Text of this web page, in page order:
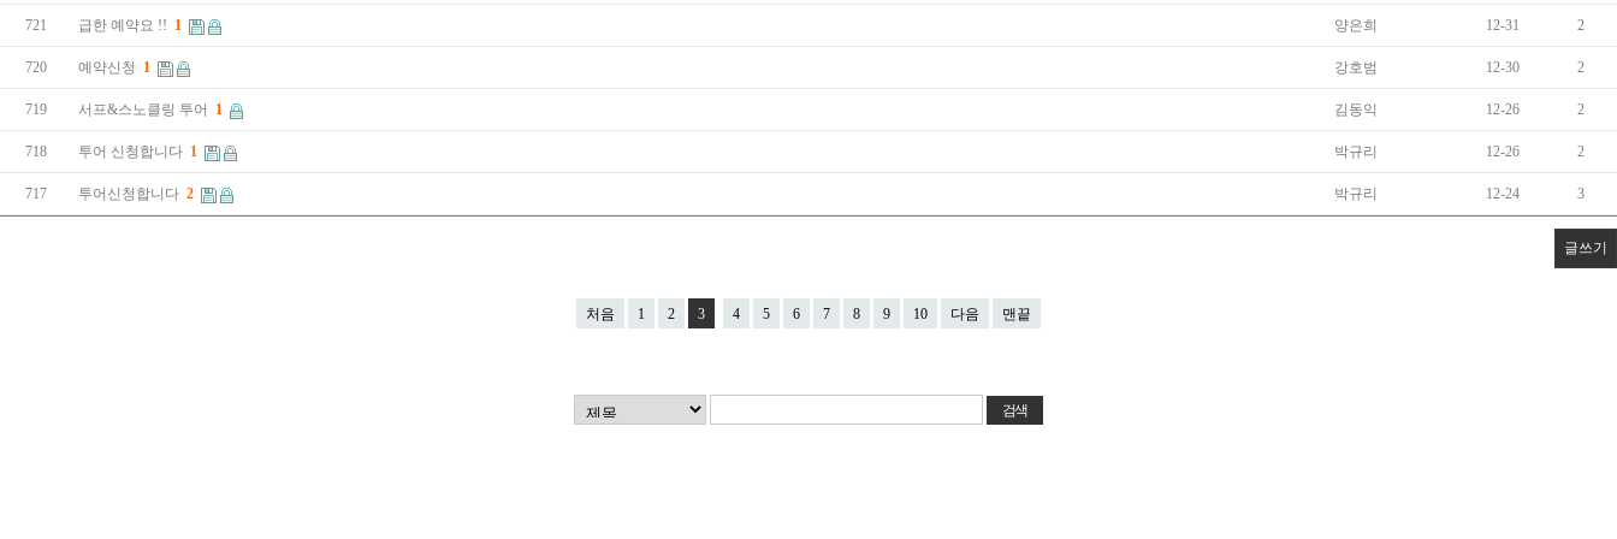
721 급한 예약요 !! 1 양은희 12-31 2
720 예약신청 1 강호범 12-30 2
719 서프&스노클링 투어 1 김동익 12-26 2
718 투어 신청합니다 1 박규리 12-26 2
717 투어신청합니다 2 박규리 12-24 3
글쓰기
처음 1 2 3 4 5 6 7 8 9 10 다음 맨끝